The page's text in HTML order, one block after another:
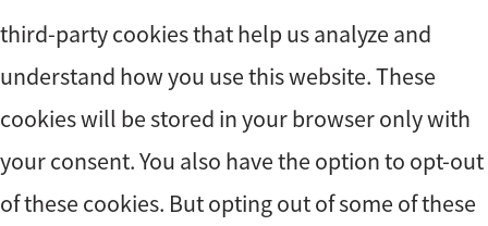
third-party cookies that help us analyze and
understand how you use this website. These
cookies will be stored in your browser only with
your consent. You also have the option to opt-out
of these cookies. But opting out of some of these